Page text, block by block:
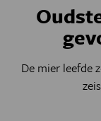
De mier leefde